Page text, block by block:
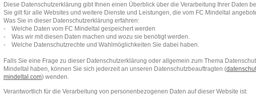
Diese Datenschutzerklärung gibt Ihnen einen Überblick über die Verarbeitung Ihrer Daten
Sie gilt für alle Websites und weitere Dienste und Leistungen, die vom FC Mindeltal
Was Sie in dieser Datenschutzerklärung erfahren:
- Welche Daten vom FC Mindeltal gespeichert werden
- Was wir mit diesen Daten machen und wozu sie benötigt werden.
- Welche Datenschutzrechte und Wahlmöglichkeiten Sie dabei haben.
Falls Sie eine Frage zu dieser Datenschutzerklärung oder allgemein zum Thema
Mindeltal haben, können Sie sich jederzeit an unseren Datenschutzbeauftragten (
mindeltal.com) wenden.
Verantwortlich für die Verarbeitung von personenbezogenen Daten auf dieser Website ist: